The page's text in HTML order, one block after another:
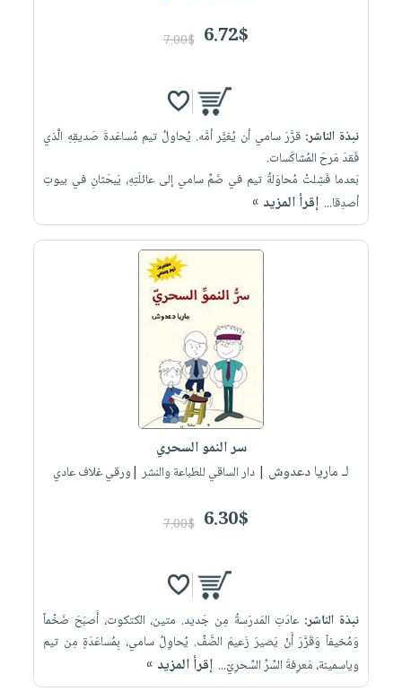
6.72$
7.00$
نبذة الناشر: قرَّرَ سامي أن يُغيَّر أمَّه. يُحاولُ تيم مُساعَدةَ صَديقِهِ الَّذي
فَقدَ مَرحَ المُشاكَسات.
بَعدما فَشِلتْ مُحاوَلةُ تيم في ضَمِّ سامي إلى عائلَتِهِ، يَبحَثانِ في بيوتِ
أصدِقا... إقرأ المزيد »
سر النمو السحري
لـ ماريا دعدوش | دار الساقي للطباعة والنشر |ورقي غلاف عادي
6.30$
7.00$
نبذة الناشر: عادَتِ المَدرَسةُ مِن جَديد. متين، الكتكوت، أَصبَحَ ضَخْماً
وَمُخيفاً وَقَرَّرَ أَنْ يَصيرَ زَعيمَ الصَّفِّ. يُحاوِلُ سامي، بِمُساعَدَةٍ مِن تيم
وياسمينة، مَعرِفةَ السِّرِّ السِّحرِيّ... إقرأ المزيد »